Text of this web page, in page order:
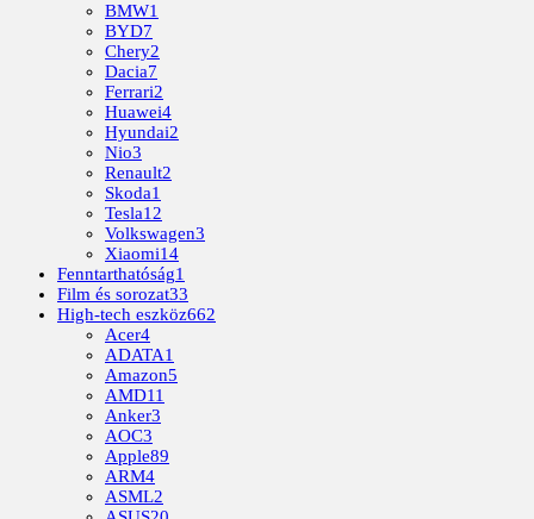
BMW1
BYD7
Chery2
Dacia7
Ferrari2
Huawei4
Hyundai2
Nio3
Renault2
Skoda1
Tesla12
Volkswagen3
Xiaomi14
Fenntarthatóság1
Film és sorozat33
High-tech eszköz662
Acer4
ADATA1
Amazon5
AMD11
Anker3
AOC3
Apple89
ARM4
ASML2